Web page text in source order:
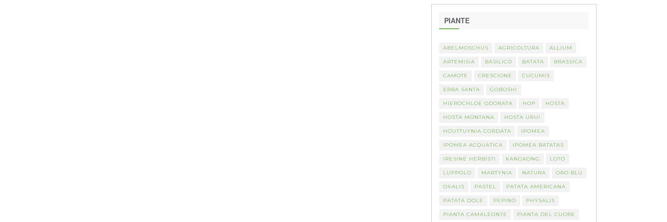
PIANTE
ABELMOSCHUS AGRICOLTURA ALLIUM
ARTEMISIA BASILICO BATATA BRASSICA
CAMOTE CRESCIONE CUCUMIS
ERBA SANTA GOBOSHI
HIEROCHLOE ODORATA HOP HOSTA
HOSTA MONTANA HOSTA URUI
HOUTTUYNIA CORDATA IPOMEA
IPOMEA ACQUATICA IPOMEA BATATAS
IRESINE HERBISTI KANGKONG LOTO
LUPPOLO MARTYNIA NATURA ORO BLU
OXALIS PASTEL PATATA AMERICANA
PATATA DOLE PEPINO PHYSALIS
PIANTA CAMALEONTE PIANTA DEL CUORE